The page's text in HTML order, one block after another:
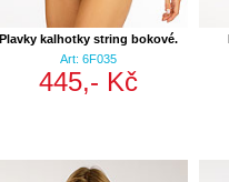
Plavky kalhotky string bokové.
Art: 6F035
445,- Kč